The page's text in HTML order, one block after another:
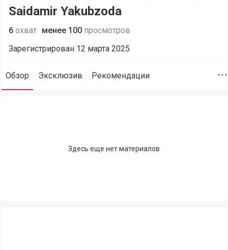
Saidamir Yakubzoda
6 охват менее 100 просмотров
Зарегистрирован 12 марта 2025
Обзор Эксклюзив Рекомендации
Здесь еще нет материалов